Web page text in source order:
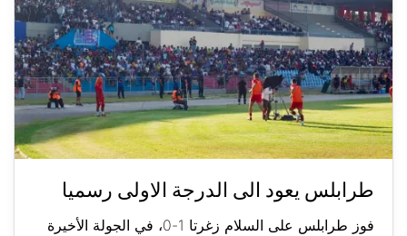
طرابلس يعود الى الدرجة الاولى رسميا
فوز طرابلس على السلام زغرتا 1-0، في الجولة الأخيرة